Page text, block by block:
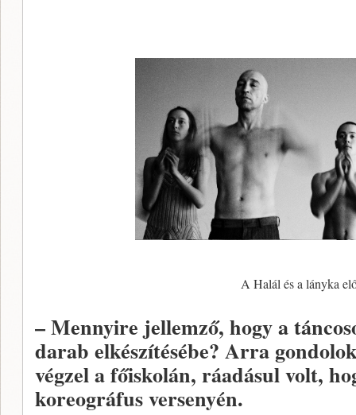
A Halál és a lányka
– Mennyire jellemző, hogy a
darab elkészítésébe? Arra
végzel a főiskolán, ráadásul volt,
koreográfus versenyén.